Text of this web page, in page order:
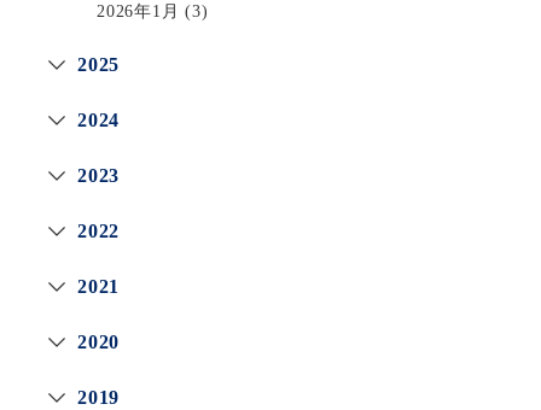
2026年1月 (3)
2025
2024
2023
2022
2021
2020
2019